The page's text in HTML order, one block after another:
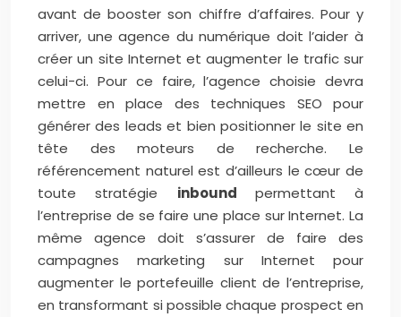
avant de booster son chiffre d’affaires. Pour y
arriver, une agence du numérique doit l’aider à
créer un site Internet et augmenter le trafic sur
celui-ci. Pour ce faire, l’agence choisie devra
mettre en place des techniques SEO pour
générer des leads et bien positionner le site en
tête des moteurs de recherche. Le
référencement naturel est d’ailleurs le cœur de
toute stratégie inbound permettant à
l’entreprise de se faire une place sur Internet. La
même agence doit s’assurer de faire des
campagnes marketing sur Internet pour
augmenter le portefeuille client de l’entreprise,
en transformant si possible chaque prospect en